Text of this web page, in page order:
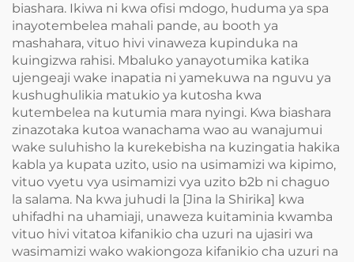
biashara. Ikiwa ni kwa ofisi mdogo, huduma ya spa
inayotembelea mahali pande, au booth ya
mashahara, vituo hivi vinaweza kupinduka na
kuingizwa rahisi. Mbaluko yanayotumika katika
ujengeaji wake inapatia ni yamekuwa na nguvu ya
kushughulikia matukio ya kutosha kwa
kutembelea na kutumia mara nyingi. Kwa biashara
zinazotaka kutoa wanachama wao au wanajumui
wake suluhisho la kurekebisha na kuzingatia hakika
kabla ya kupata uzito, usio na usimamizi wa kipimo,
vituo vyetu vya usimamizi vya uzito b2b ni chaguo
la salama. Na kwa juhudi la [Jina la Shirika] kwa
uhifadhi na uhamiaji, unaweza kuitaminia kwamba
vituo hivi vitatoa kifanikio cha uzuri na ujasiri wa
wasimamizi wako wakiongoza kifanikio cha uzuri na